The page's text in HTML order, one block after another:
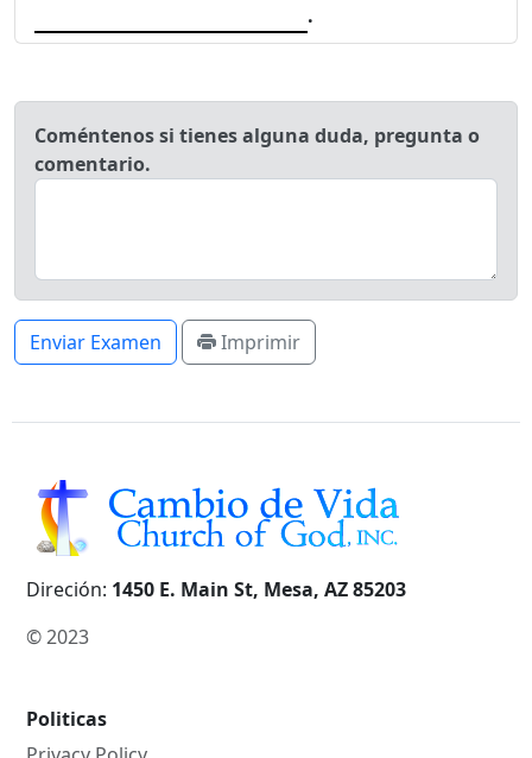
.
Coméntenos si tienes alguna duda, pregunta o
comentario.
Enviar Examen Imprimir
Direción: 1450 E. Main St, Mesa, AZ 85203
© 2023
Politicas